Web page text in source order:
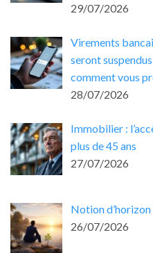
29/07/2026
Virements
seront
comment vous
28/07/2026
Immobilier :
plus de 45 ans
27/07/2026
Notion
26/07/2026